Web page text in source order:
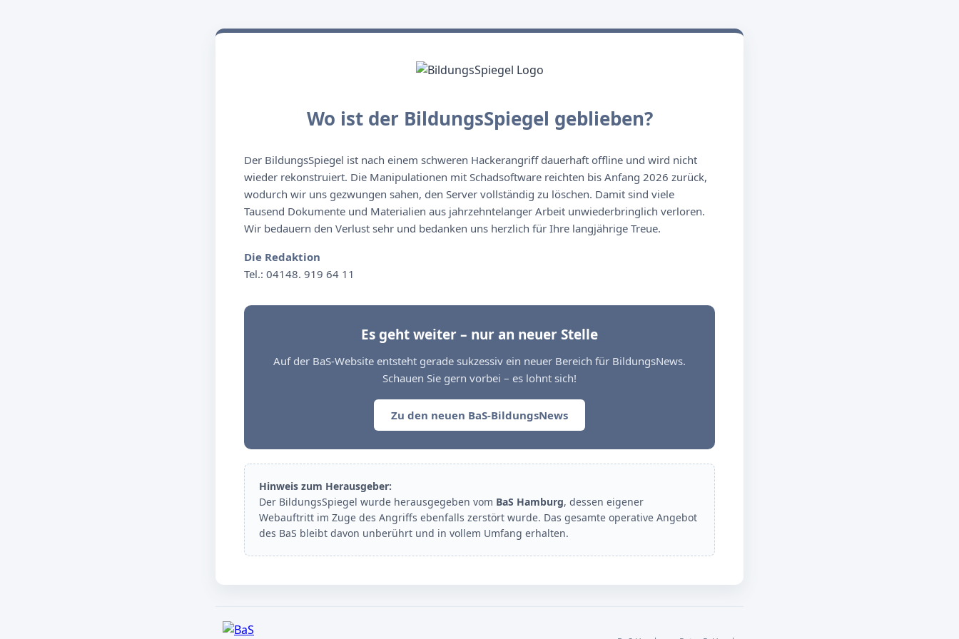
Wo ist der BildungsSpiegel geblieben?
Der BildungsSpiegel ist nach einem schweren Hackerangriff dauerhaft offline und wird nicht
wieder rekonstruiert. Die Manipulationen mit Schadsoftware reichten bis Anfang 2026 zurück,
wodurch wir uns gezwungen sahen, den Server vollständig zu löschen. Damit sind viele
Tausend Dokumente und Materialien aus jahrzehntelanger Arbeit unwiederbringlich verloren.
Wir bedauern den Verlust sehr und bedanken uns herzlich für Ihre langjährige Treue.
Die Redaktion
Tel.: 04148. 919 64 11
Es geht weiter – nur an neuer Stelle
Auf der BaS-Website entsteht gerade sukzessiv ein neuer Bereich für BildungsNews.
Schauen Sie gern vorbei – es lohnt sich!
Zu den neuen BaS-BildungsNews
Hinweis zum Herausgeber:
Der BildungsSpiegel wurde herausgegeben vom BaS Hamburg, dessen eigener
Webauftritt im Zuge des Angriffs ebenfalls zerstört wurde. Das gesamte operative Angebot
des BaS bleibt davon unberührt und in vollem Umfang erhalten.